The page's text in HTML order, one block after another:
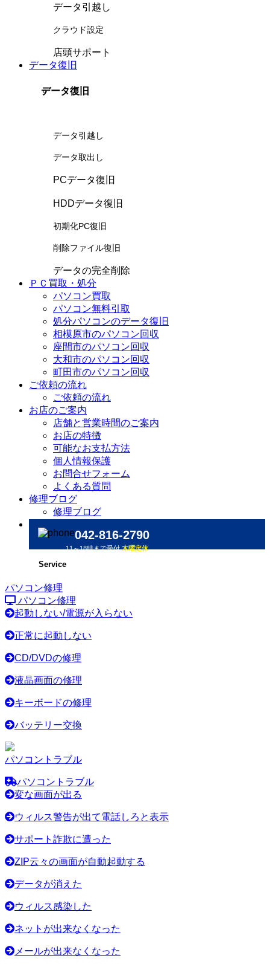
データ引越し
クラウド設定
店頭サポート
データ復旧
データ復旧
データ引越し
データ取出し
PCデータ復旧
HDDデータ復旧
初期化PC復旧
削除ファイル復旧
データの完全削除
ＰＣ買取・処分
パソコン買取
パソコン無料引取
処分パソコンのデータ復旧
相模原市のパソコン回収
座間市のパソコン回収
大和市のパソコン回収
町田市のパソコン回収
ご依頼の流れ
ご依頼の流れ
お店のご案内
店舗と営業時間のご案内
お店の特徴
可能なお支払方法
個人情報保護
お問合せフォーム
よくある質問
修理ブログ
修理ブログ
042-816-2790
11～18時まで受付木曜定休
Service
パソコン修理
パソコン修理
起動しない/電源が入らない
正常に起動しない
CD/DVDの修理
液晶画面の修理
キーボードの修理
バッテリー交換
パソコントラブル
パソコントラブル
変な画面が出る
ウィルス警告が出て電話しろと表示
サポート詐欺に遭った
ZIP云々の画面が自動起動する
データが消えた
ウィルス感染した
ネットが出来なくなった
メールが出来なくなった